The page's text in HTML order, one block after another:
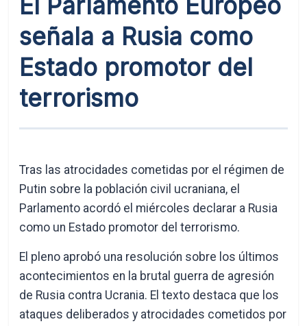
señala a Rusia como
Estado promotor del
terrorismo
Tras las atrocidades cometidas por el régimen de
Putin sobre la población civil ucraniana, el
Parlamento acordó el miércoles declarar a Rusia
como un Estado promotor del terrorismo.
El pleno aprobó una resolución sobre los últimos
acontecimientos en la brutal guerra de agresión
de Rusia contra Ucrania. El texto destaca que los
ataques deliberados y atrocidades cometidos por